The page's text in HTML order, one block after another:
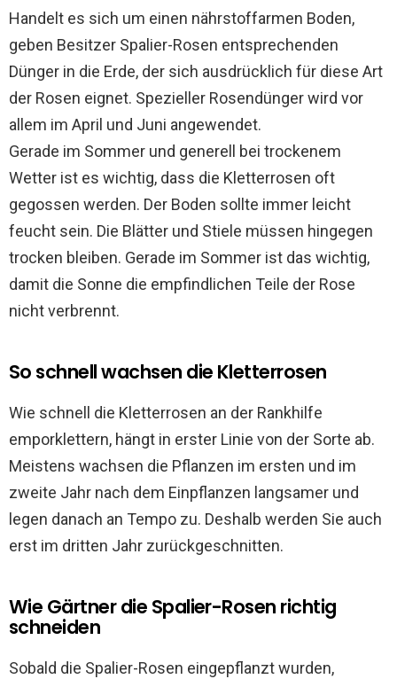
Handelt es sich um einen nährstoffarmen Boden,
geben Besitzer Spalier-Rosen entsprechenden
Dünger in die Erde, der sich ausdrücklich für diese Art
der Rosen eignet. Spezieller Rosendünger wird vor
allem im April und Juni angewendet.
Gerade im Sommer und generell bei trockenem
Wetter ist es wichtig, dass die Kletterrosen oft
gegossen werden. Der Boden sollte immer leicht
feucht sein. Die Blätter und Stiele müssen hingegen
trocken bleiben. Gerade im Sommer ist das wichtig,
damit die Sonne die empfindlichen Teile der Rose
nicht verbrennt.
So schnell wachsen die Kletterrosen
Wie schnell die Kletterrosen an der Rankhilfe
emporklettern, hängt in erster Linie von der Sorte ab.
Meistens wachsen die Pflanzen im ersten und im
zweite Jahr nach dem Einpflanzen langsamer und
legen danach an Tempo zu. Deshalb werden Sie auch
erst im dritten Jahr zurückgeschnitten.
Wie Gärtner die Spalier-Rosen richtig
schneiden
Sobald die Spalier-Rosen eingepflanzt wurden,